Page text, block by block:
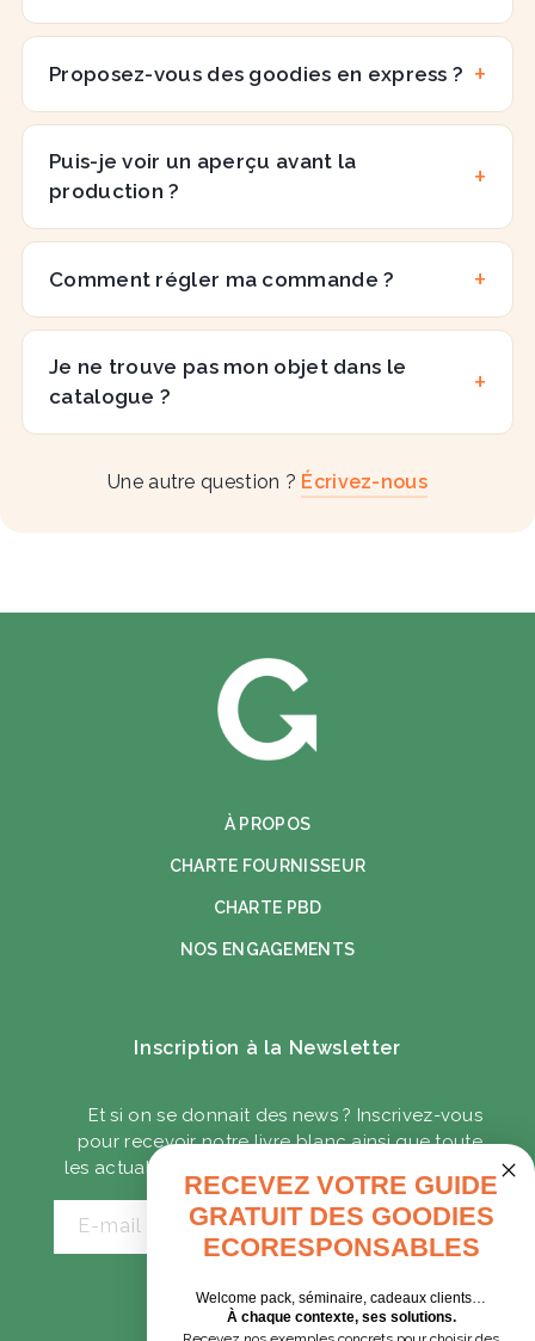
Proposez-vous des goodies en express ?
Puis-je voir un aperçu avant la
production ?
Comment régler ma commande ?
Je ne trouve pas mon objet dans le
catalogue ?
Une autre question ? Écrivez-nous
À PROPOS
CHARTE FOURNISSEUR
CHARTE PBD
NOS ENGAGEMENTS
Inscription à la Newsletter
Et si on se donnait des news ? Inscrivez-vous
pour recevoir notre livre blanc ainsi que toute
les actualités sur les goodies écoresponsables.
E-mail
CADEAUX D'AFFAIRES
RECEVEZ VOTRE GUIDE
GRATUIT DES GOODIES
ECORESPONSABLES
Welcome pack, séminaire, cadeaux clients…
À chaque contexte, ses solutions.